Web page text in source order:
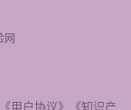
网
《用户协议》 《知识产